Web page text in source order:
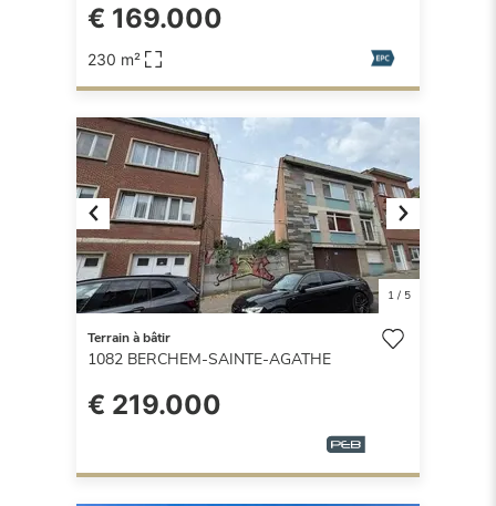
€ 169.000
230 m²
Previous Next
1/ 5
Terrain à bâtir
1082 BERCHEM-SAINTE-AGATHE
€ 219.000